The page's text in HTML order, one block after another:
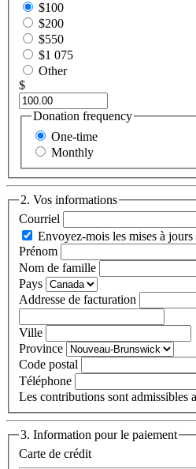
$100
$200
$550
$1 075
Other
$
Donation frequency
One-time
Monthly
2. Vos informations
Courriel
Envoyez-mois les mises à
Prénom
Nom de famille
Pays
Addresse de facturation
Ville
Province
Code postal
Téléphone
Les contributions sont admissibles
3. Information pour le paiement
Carte de crédit